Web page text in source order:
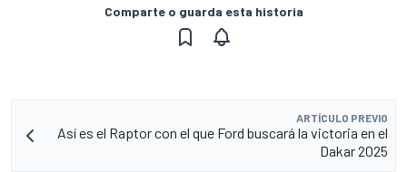
Comparte o guarda esta historia
ARTÍCULO PREVIO
Así es el Raptor con el que Ford buscará la victoria en el
Dakar 2025